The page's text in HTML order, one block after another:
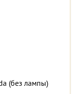
(без лампы)